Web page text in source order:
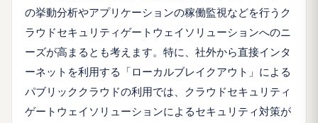
の挙動分析やアプリケーションの稼働監視などを行うク
ラウドセキュリティゲートウェイソリューションへのニ
ーズが高まるとも考えます。特に、社外から直接インタ
ーネットを利用する「ローカルブレイクアウト」による
パブリッククラウドの利用では、クラウドセキュリティ
ゲートウェイソリューションによるセキュリティ対策が